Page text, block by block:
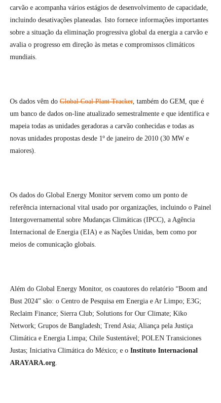
carvão e acompanha vários estágios de desenvolvimento de capacidade,
incluindo desativações planeadas. Isto fornece informações importantes
sobre a situação da eliminação progressiva global da energia a carvão e
avalia o progresso em direção às metas e compromissos climáticos
mundiais.
Os dados vêm do Global Coal Plant Tracker, também do GEM, que é
um banco de dados on-line atualizado semestralmente e que identifica e
mapeia todas as unidades geradoras a carvão conhecidas e todas as
novas unidades propostas desde 1º de janeiro de 2010 (30 MW e
maiores).
Os dados do Global Energy Monitor servem como um ponto de
referência internacional vital usado por organizações, incluindo o Painel
Intergovernamental sobre Mudanças Climáticas (IPCC), a Agência
Internacional de Energia (EIA) e as Nações Unidas, bem como por
meios de comunicação globais.
Além do Global Energy Monitor, os coautores do relatório “Boom and
Bust 2024” são: o Centro de Pesquisa em Energia e Ar Limpo; E3G;
Reclaim Finance; Sierra Club; Solutions for Our Climate; Kiko
Network; Grupos de Bangladesh; Trend Asia; Aliança pela Justiça
Climática e Energia Limpa; Chile Sustentável; POLEN Transiciones
Justas; Iniciativa Climática do México; e o Instituto Internacional
ARAYARA.org.